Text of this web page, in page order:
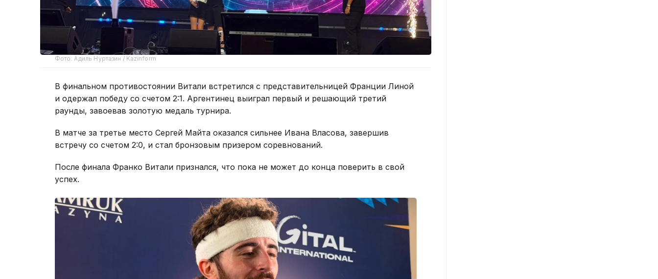
Фото: Адиль Нуртазин / Kazinform
В финальном противостоянии Витали встретился с представительницей Франции Линой
и одержал победу со счетом 2:1. Аргентинец выиграл первый и решающий третий
раунды, завоевав золотую медаль турнира.
В матче за третье место Сергей Майта оказался сильнее Ивана Власова, завершив
встречу со счетом 2:0, и стал бронзовым призером соревнований.
После финала Франко Витали признался, что пока не может до конца поверить в свой
успех.